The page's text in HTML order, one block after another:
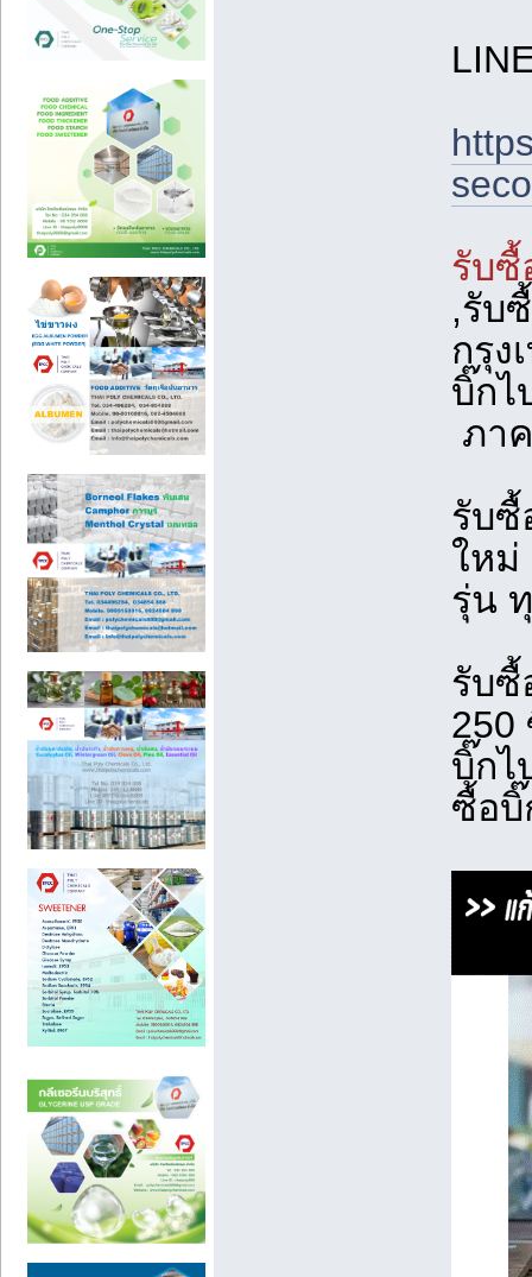
รับซื้
,รับ
กรุง
บิ๊กไ
ภา
รับซื้
ให
รุ่น
รับซื้
250
บิ๊กไ
ซื้อบิ๊